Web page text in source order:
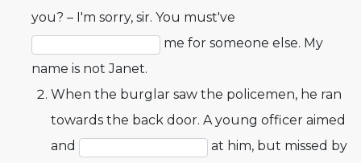
you? – I'm sorry, sir. You must've
me for someone else. My
name is not Janet.
When the burglar saw the policemen, he ran
towards the back door. A young officer aimed
and
at him, but missed by